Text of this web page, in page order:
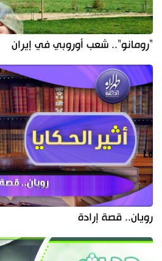
"رومانو".. شعب أوروبي في إيران
رويان.. قصة إرادة